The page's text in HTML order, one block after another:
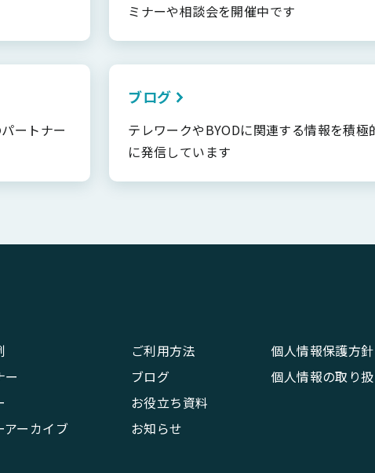
ミナーや相談会を開催中です
ートナー
ブログ
テレワークやBYODに関連する情報を積極
に発信しています
ー
アーカイブ
ご利用方法
ブログ
お役立ち資料
お知らせ
個人情報保護方針
個人情報の取り